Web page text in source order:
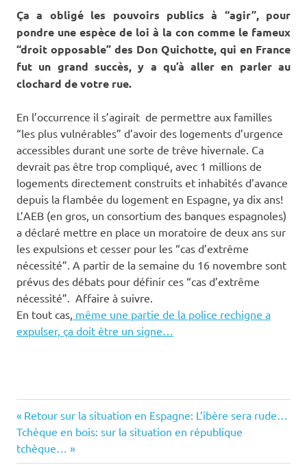
Ça a obligé les pouvoirs publics à “agir”, pour
pondre une espèce de loi à la con comme le fameux
“droit opposable” des Don Quichotte, qui en France
fut un grand succès, y a qu’à aller en parler au
clochard de votre rue.
En l’occurrence il s’agirait de permettre aux familles
“les plus vulnérables” d’avoir des logements d’urgence
accessibles durant une sorte de trêve hivernale. Ca
devrait pas être trop compliqué, avec 1 millions de
logements directement construits et inhabités d’avance
depuis la flambée du logement en Espagne, ya dix ans!
L’AEB (en gros, un consortium des banques espagnoles)
a déclaré mettre en place un moratoire de deux ans sur
les expulsions et cesser pour les “cas d’extrême
nécessité”. A partir de la semaine du 16 novembre sont
prévus des débats pour définir ces “cas d’extrême
nécessité”. Affaire à suivre.
En tout cas, même une partie de la police rechigne a
expulser, ça doit être un signe…
chomage
en
espagne
Post
navigation
Previous
Post:
Retour sur la situation en Espagne: L’ibère sera rude…
Next
Post:
Tchèque en bois: sur la situation en république
tchèque…